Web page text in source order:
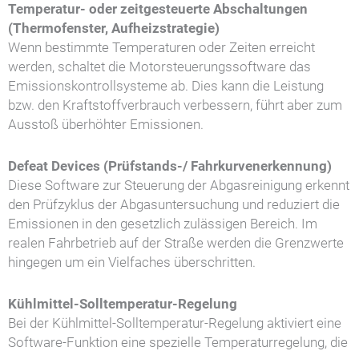
Temperatur- oder zeitgesteuerte Abschaltungen
(Thermofenster, Aufheizstrategie)
Wenn bestimmte Temperaturen oder Zeiten erreicht
werden, schaltet die Motorsteuerungssoftware das
Emissionskontrollsysteme ab. Dies kann die Leistung
bzw. den Kraftstoffverbrauch verbessern, führt aber zum
Ausstoß überhöhter Emissionen.
Defeat Devices (Prüfstands-/ Fahrkurvenerkennung)
Diese Software zur Steuerung der Abgasreinigung erkennt
den Prüfzyklus der Abgasuntersuchung und reduziert die
Emissionen in den gesetzlich zulässigen Bereich. Im
realen Fahrbetrieb auf der Straße werden die Grenzwerte
hingegen um ein Vielfaches überschritten.
Kühlmittel-Solltemperatur-Regelung
Bei der Kühlmittel-Solltemperatur-Regelung aktiviert eine
Software-Funktion eine spezielle Temperaturregelung, die